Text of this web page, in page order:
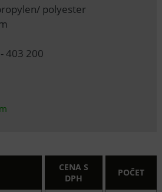
polyester
403 200
CENA S
DPH
POČET